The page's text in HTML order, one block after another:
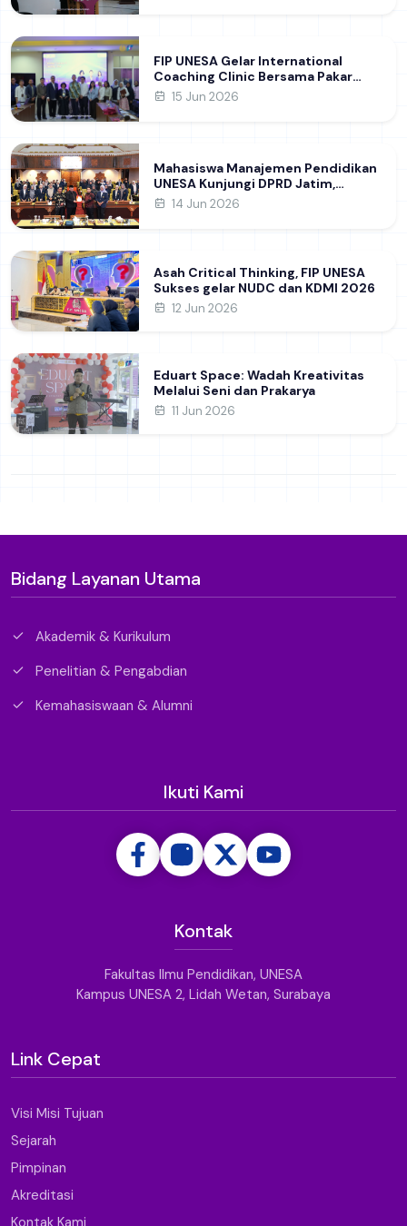
FIP UNESA Gelar International
Coaching Clinic Bersama Pakar
Khon Kaen University Thailand,
Ilmiah Internasional dukung SDG 4
15 Jun 2026
Mahasiswa Manajemen Pendidikan
UNESA Kunjungi DPRD Jatim,
Perdalam Pemahaman Kebijakan
14 Jun 2026
Asah Critical Thinking, FIP UNESA
Sukses gelar NUDC dan KDMI 2026
12 Jun 2026
Eduart Space: Wadah Kreativitas
Melalui Seni dan Prakarya
11 Jun 2026
Bidang Layanan Utama
Akademik & Kurikulum
Penelitian & Pengabdian
Kemahasiswaan & Alumni
Ikuti Kami
Kontak
Fakultas Ilmu Pendidikan, UNESA
Kampus UNESA 2, Lidah Wetan, Surabaya
Link Cepat
Visi Misi Tujuan
Sejarah
Pimpinan
Akreditasi